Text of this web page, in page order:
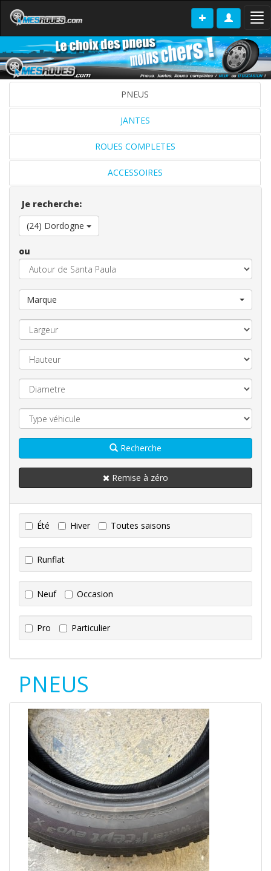
PNEUS
JANTES
ROUES COMPLETES
ACCESSOIRES
Je recherche:
(24) Dordogne
ou
Marque
Recherche
Remise à zéro
Été Hiver Toutes saisons
Runflat
Neuf Occasion
Pro Particulier
PNEUS